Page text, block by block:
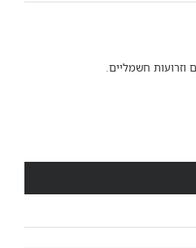
וזרועות חשמליים.